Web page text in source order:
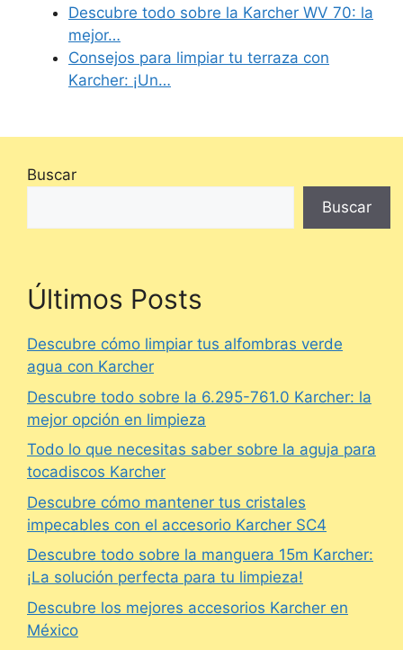
Descubre todo sobre la Karcher WV 70: la
mejor…
Consejos para limpiar tu terraza con
Karcher: ¡Un…
Buscar
Buscar
Últimos Posts
Descubre cómo limpiar tus alfombras verde
agua con Karcher
Descubre todo sobre la 6.295-761.0 Karcher: la
mejor opción en limpieza
Todo lo que necesitas saber sobre la aguja para
tocadiscos Karcher
Descubre cómo mantener tus cristales
impecables con el accesorio Karcher SC4
Descubre todo sobre la manguera 15m Karcher:
¡La solución perfecta para tu limpieza!
Descubre los mejores accesorios Karcher en
México